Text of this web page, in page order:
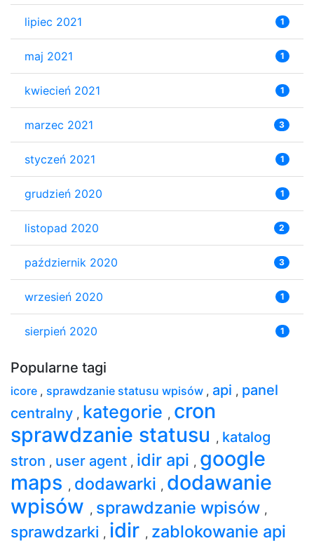
lipiec 2021 1
maj 2021 1
kwiecień 2021 1
marzec 2021 3
styczeń 2021 1
grudzień 2020 1
listopad 2020 2
październik 2020 3
wrzesień 2020 1
sierpień 2020 1
Popularne tagi
icore , sprawdzanie statusu wpisów , api , panel
centralny , kategorie , cron
sprawdzanie statusu , katalog
stron , user agent , idir api , google
maps , dodawarki , dodawanie
wpisów , sprawdzanie wpisów ,
sprawdzarki , idir , zablokowanie api